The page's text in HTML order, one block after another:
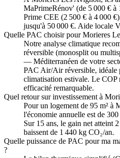
MaPrimeRénov' (de 5 000 € à
Prime CEE (2 500 € à 4 000
jusqu'à 50 000 €. Aide locale
Quelle PAC choisir pour Morieres
Notre analyse climatique
réversible (monosplit ou
— Méditerranéen de votre
PAC Air/Air réversible, idéale
climatisation estivale. Le COP
efficacité remarquable.
Quel retour sur investissement à
Pour un logement de 95 m² à
l'économie annuelle est de
Sur 15 ans, le gain net atteint
baissent de 1 440 kg CO₂/an.
Quelle puissance de PAC pour ma
?